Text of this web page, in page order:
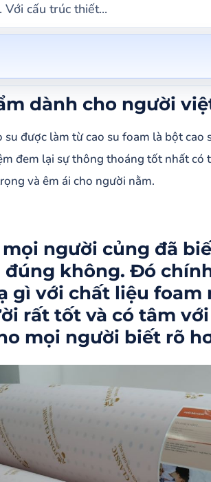
cấu trúc thiết...
với chất liệu foam rồi đúng không nào,
tính Aroma
dành cho người
được làm từ cao su foam là bột
đem lại sự thông thoáng tốt nhất có
và êm ái cho người nằm.
người củng đã
không. Đó
gì với chất liệu
rất tốt và có tâm
mọi người biết rõ